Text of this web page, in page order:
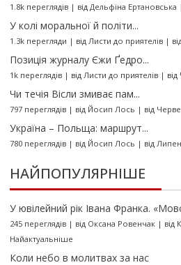
1.8k переглядів| від Дельфіна Ертановська
У колі моральної й політи...
1.3k перегляди | від Листи до приятелів|
Позиція журналу Єжи Ґедро...
1k переглядів| від Листи до приятелів|
Чи течія Вісли змиває пам...
797 переглядів| від Йосип Лось | від
Україна – Польща: маршрут...
780 переглядів| від Йосип Лось | від
НАЙПОПУЛЯРНІШЕ
У ювілейний рік Івана Франка.
245 переглядів| від Оксана Ровенчак| від
Найактуальніше
Коли небо в молитвах за нас